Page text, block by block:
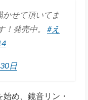
せて頂いてま
！発売中。#え
日
め、鏡音リン・